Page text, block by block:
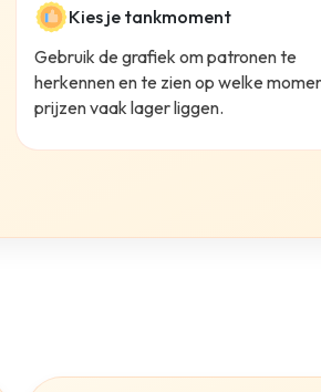
Kies je tankmoment
Gebruik de grafiek om patronen te
herkennen en te zien op welke
prijzen vaak lager liggen.